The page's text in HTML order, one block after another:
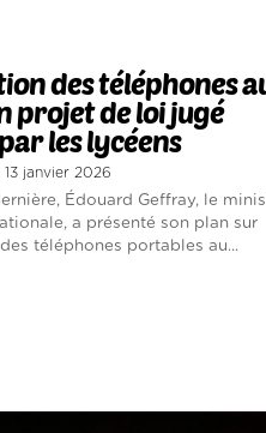
des téléphones
projet de loi jugé
les lycéens
janvier 2026
Édouard Geffray, le
a présenté son plan sur
téléphones portables au...